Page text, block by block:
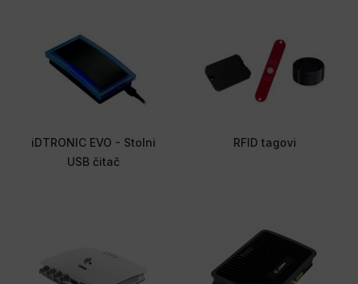
iDTRONIC EVO - Stolni
USB čitač
RFID tagovi